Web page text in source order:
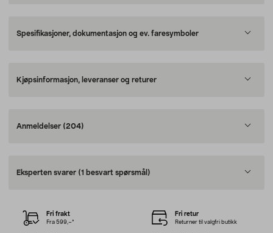
Spesifikasjoner, dokumentasjon og ev. faresymboler
Kjøpsinformasjon, leveranser og returer
Anmeldelser (204)
Eksperten svarer (1 besvart spørsmål)
Fri frakt
Fra 599,–*
Fri retur
Returner til valgfri butikk